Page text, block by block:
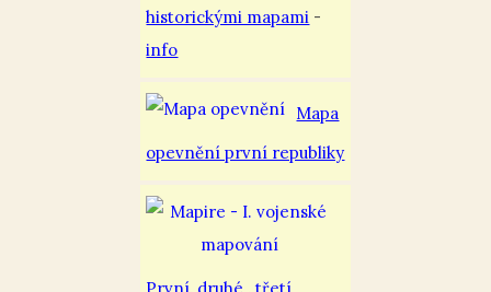
historickými mapami -
info
Mapa
opevnění první republiky